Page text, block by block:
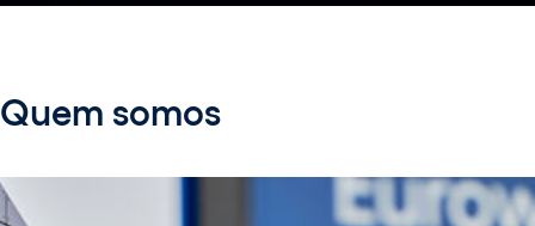
Quem somos